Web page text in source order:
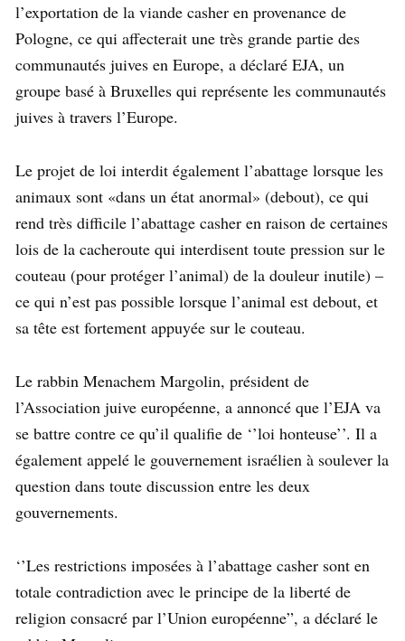
l’exportation de la viande casher en provenance de
Pologne, ce qui affecterait une très grande partie des
communautés juives en Europe, a déclaré EJA, un
groupe basé à Bruxelles qui représente les communautés
juives à travers l’Europe.
Le projet de loi interdit également l’abattage lorsque les
animaux sont «dans un état anormal» (debout), ce qui
rend très difficile l’abattage casher en raison de certaines
lois de la cacheroute qui interdisent toute pression sur le
couteau (pour protéger l’animal) de la douleur inutile) –
ce qui n’est pas possible lorsque l’animal est debout, et
sa tête est fortement appuyée sur le couteau.
Le rabbin Menachem Margolin, président de
l’Association juive européenne, a annoncé que l’EJA va
se battre contre ce qu’il qualifie de ‘’loi honteuse’’. Il a
également appelé le gouvernement israélien à soulever la
question dans toute discussion entre les deux
gouvernements.
‘’Les restrictions imposées à l’abattage casher sont en
totale contradiction avec le principe de la liberté de
religion consacré par l’Union européenne”, a déclaré le